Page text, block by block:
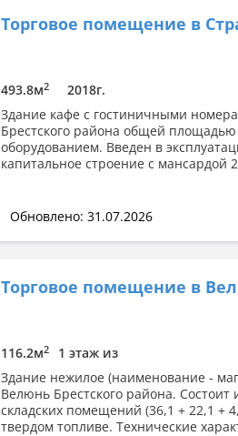
Торговое помещение в
493.8м2
2018г.
Здание кафе с гостиничными
Брестского района общей
оборудованием. Введен в
капитальное строение с мансардой
Обновлено: 31.07.2026
Торговое помещение в
116.2м2
1 этаж из
Здание нежилое (наименование -
Велюнь Брестского района.
складских помещений (36,1 + 22,1 +
твердом топливе. Технические